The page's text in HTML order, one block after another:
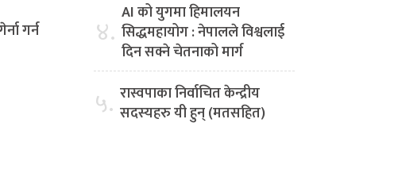
गर्न
४. AI को युगमा हिमालयन
सिद्धमहायोग : नेपालले विश्वलाई
दिन सक्ने चेतनाको मार्ग
५. रास्वपाका निर्वाचित केन्द्रीय
सदस्यहरु यी हुन् (मतसहित)